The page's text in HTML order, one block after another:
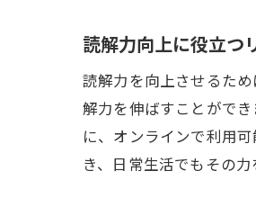
読解力向上に役立つ
読解力を向上させるた
解力を伸ばすことがで
に、オンラインで利用
き、日常生活でもその力